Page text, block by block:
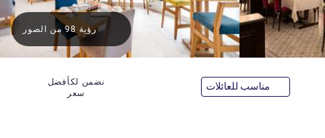
مناسب للعائلات
نضمن لكأفضل
سعر
رؤية 98 من الصور